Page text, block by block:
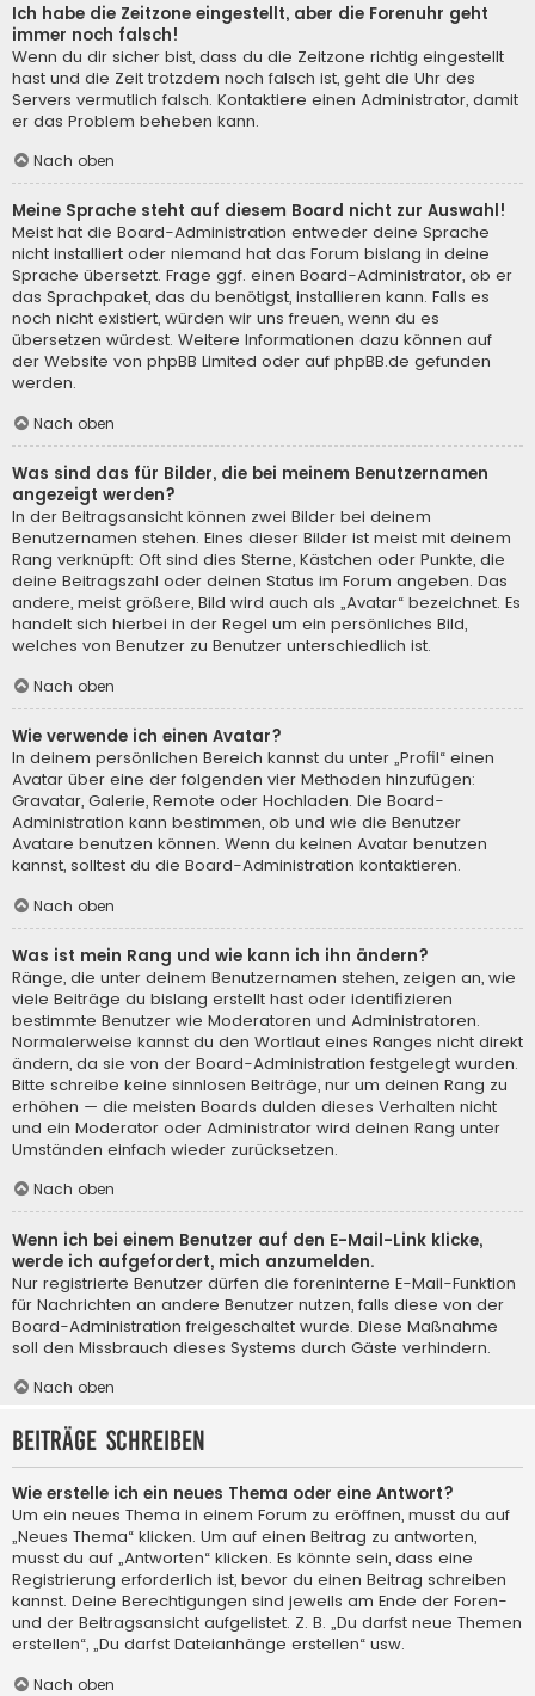
Ich habe die Zeitzone eingestellt, aber die Forenuhr geht
immer noch falsch!
Wenn du dir sicher bist, dass du die Zeitzone richtig eingestellt
hast und die Zeit trotzdem noch falsch ist, geht die Uhr des
Servers vermutlich falsch. Kontaktiere einen Administrator, damit
er das Problem beheben kann.
Nach oben
Meine Sprache steht auf diesem Board nicht zur Auswahl!
Meist hat die Board-Administration entweder deine Sprache
nicht installiert oder niemand hat das Forum bislang in deine
Sprache übersetzt. Frage ggf. einen Board-Administrator, ob er
das Sprachpaket, das du benötigst, installieren kann. Falls es
noch nicht existiert, würden wir uns freuen, wenn du es
übersetzen würdest. Weitere Informationen dazu können auf
der Website von phpBB Limited oder auf phpBB.de gefunden
werden.
Nach oben
Was sind das für Bilder, die bei meinem Benutzernamen
angezeigt werden?
In der Beitragsansicht können zwei Bilder bei deinem
Benutzernamen stehen. Eines dieser Bilder ist meist mit deinem
Rang verknüpft: Oft sind dies Sterne, Kästchen oder Punkte, die
deine Beitragszahl oder deinen Status im Forum angeben. Das
andere, meist größere, Bild wird auch als „Avatar“ bezeichnet. Es
handelt sich hierbei in der Regel um ein persönliches Bild,
welches von Benutzer zu Benutzer unterschiedlich ist.
Nach oben
Wie verwende ich einen Avatar?
In deinem persönlichen Bereich kannst du unter „Profil“ einen
Avatar über eine der folgenden vier Methoden hinzufügen:
Gravatar, Galerie, Remote oder Hochladen. Die Board-
Administration kann bestimmen, ob und wie die Benutzer
Avatare benutzen können. Wenn du keinen Avatar benutzen
kannst, solltest du die Board-Administration kontaktieren.
Nach oben
Was ist mein Rang und wie kann ich ihn ändern?
Ränge, die unter deinem Benutzernamen stehen, zeigen an, wie
viele Beiträge du bislang erstellt hast oder identifizieren
bestimmte Benutzer wie Moderatoren und Administratoren.
Normalerweise kannst du den Wortlaut eines Ranges nicht direkt
ändern, da sie von der Board-Administration festgelegt wurden.
Bitte schreibe keine sinnlosen Beiträge, nur um deinen Rang zu
erhöhen — die meisten Boards dulden dieses Verhalten nicht
und ein Moderator oder Administrator wird deinen Rang unter
Umständen einfach wieder zurücksetzen.
Nach oben
Wenn ich bei einem Benutzer auf den E-Mail-Link klicke,
werde ich aufgefordert, mich anzumelden.
Nur registrierte Benutzer dürfen die foreninterne E-Mail-Funktion
für Nachrichten an andere Benutzer nutzen, falls diese von der
Board-Administration freigeschaltet wurde. Diese Maßnahme
soll den Missbrauch dieses Systems durch Gäste verhindern.
Nach oben
Beiträge schreiben
Wie erstelle ich ein neues Thema oder eine Antwort?
Um ein neues Thema in einem Forum zu eröffnen, musst du auf
„Neues Thema“ klicken. Um auf einen Beitrag zu antworten,
musst du auf „Antworten“ klicken. Es könnte sein, dass eine
Registrierung erforderlich ist, bevor du einen Beitrag schreiben
kannst. Deine Berechtigungen sind jeweils am Ende der Foren-
und der Beitragsansicht aufgelistet. Z. B. „Du darfst neue Themen
erstellen“, „Du darfst Dateianhänge erstellen“ usw.
Nach oben